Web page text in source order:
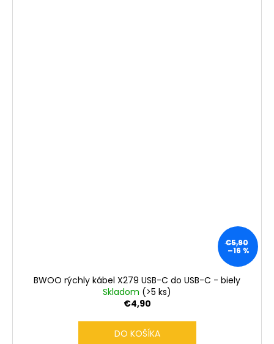
€5,90
–16 %
BWOO rýchly kábel X279 USB-C do USB-C - biely
Skladom (>5 ks)
€4,90
DO KOŠÍKA